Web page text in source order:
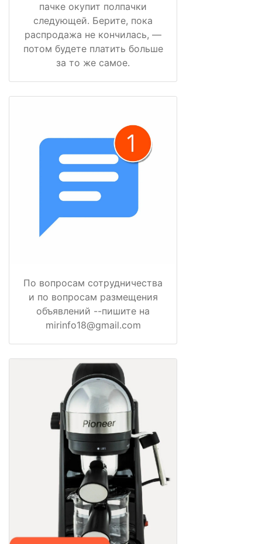
пачке окупит полпачки
следующей. Берите, пока
распродажа не кончилась, —
потом будете платить больше
за то же самое.
По вопросам сотрудничества
и по вопросам размещения
объявлений --пишите на
mirinfo18@gmail.com